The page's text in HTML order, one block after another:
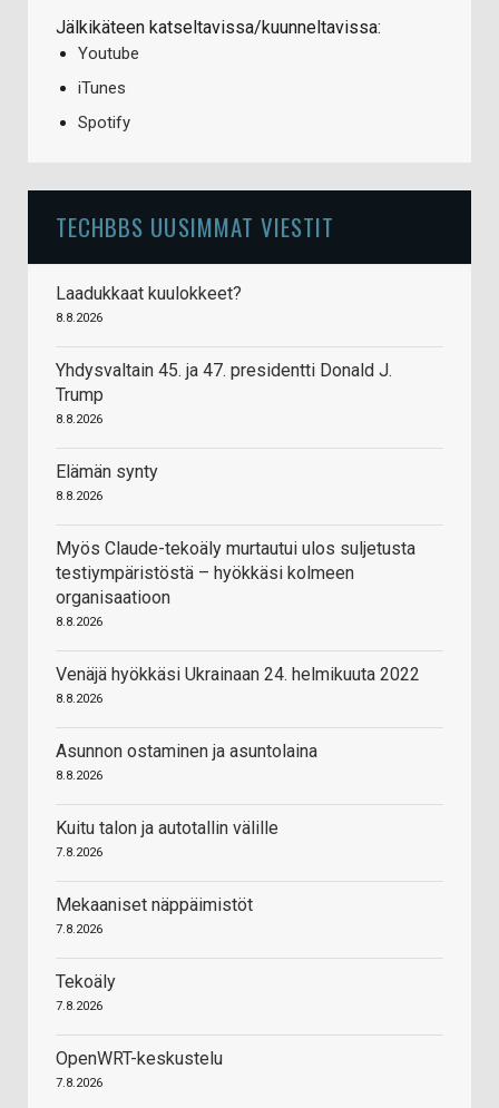
Jälkikäteen katseltavissa/kuunneltavissa:
Youtube
iTunes
Spotify
TECHBBS UUSIMMAT VIESTIT
Laadukkaat kuulokkeet?
8.8.2026
Yhdysvaltain 45. ja 47. presidentti Donald J.
Trump
8.8.2026
Elämän synty
8.8.2026
Myös Claude-tekoäly murtautui ulos suljetusta
testiympäristöstä – hyökkäsi kolmeen
organisaatioon
8.8.2026
Venäjä hyökkäsi Ukrainaan 24. helmikuuta 2022
8.8.2026
Asunnon ostaminen ja asuntolaina
8.8.2026
Kuitu talon ja autotallin välille
7.8.2026
Mekaaniset näppäimistöt
7.8.2026
Tekoäly
7.8.2026
OpenWRT-keskustelu
7.8.2026